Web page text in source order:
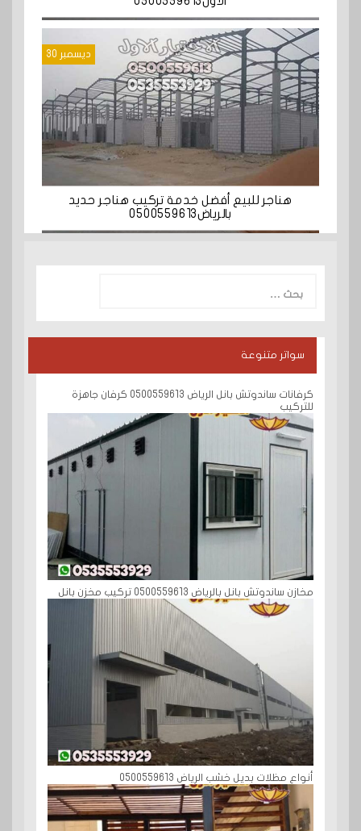
ديسمبر 30
هناجر للبيع أفضل خدمة تركيب هناجر حديد
بالرياض0500559613‏
عن:
سواتر متنوعة
كرفانات ساندوتش بانل الرياض 0500559613 كرفان جاهزة
للتركيب
مخازن ساندوتش بانل بالرياض 0500559613 تركيب مخزن بانل
أنواع مظلات بديل خشب الرياض 0500559613